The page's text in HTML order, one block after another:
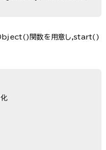
関数を用意し,start()